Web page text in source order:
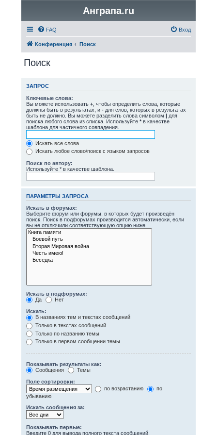
Анграпа.ru
FAQ Вход
Конференция Поиск
Поиск
ЗАПРОС
Ключевые слова:
Вы можете использовать +, чтобы определить слова, которые
должны быть в результатах, и -для слов, которых в результатах
быть не должно. Вы можете разделить слова символом |для
поиска любого слова из списка. Используйте *в качестве
шаблона для частичного совпадения.
Искать все слова
Искать любое слово/поиск с языком запросов
Поиск по автору:
Используйте * в качестве шаблона.
ПАРАМЕТРЫ ЗАПРОСА
Искать в форумах:
Выберите форум или форумы, в которых будет произведён
поиск. Поиск в подфорумах производится автоматически, если
вы не отключили соответствующую опцию ниже.
Искать в подфорумах:
Да
Нет
Искать:
В названиях тем и текстах сообщений
Только в текстах сообщений
Только по названию темы
Только в первом сообщении темы
Показывать результаты как:
Сообщения
Темы
Поле сортировки:
по возрастанию
по
убыванию
Искать сообщения за:
Показывать первые:
Введите 0 для вывода полного текста сообщений.